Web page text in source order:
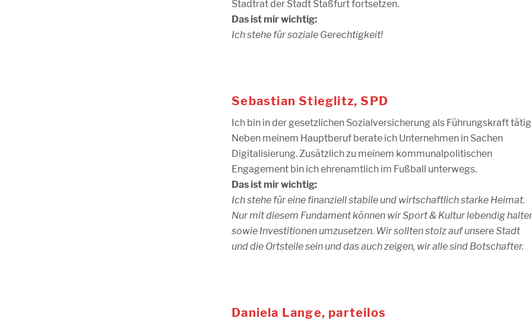
Stadtrat der Stadt Staßfurt fortsetzen.
Das ist mir wichtig:
Ich stehe für soziale Gerechtigkeit!
Sebastian Stieglitz, SPD
Ich bin in der gesetzlichen Sozialversicherung als Führungskraft
Neben meinem Hauptberuf berate ich Unternehmen in Sachen
Digitalisierung. Zusätzlich zu meinem kommunalpolitischen
Engagement bin ich ehrenamtlich im Fußball unterwegs.
Das ist mir wichtig:
Ich stehe für eine finanziell stabile und wirtschaftlich starke Heimat.
Nur mit diesem Fundament können wir Sport & Kultur lebendig
sowie Investitionen umzusetzen. Wir sollten stolz auf unsere Stadt
und die Ortsteile sein und das auch zeigen, wir alle sind Botschafter.
Daniela Lange, parteilos